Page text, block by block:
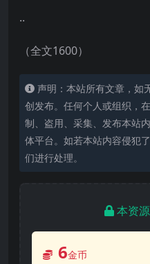
..
（全文1600）
声明：本站所有文章，如
创发布。任何个人或组织，
制、盗用、采集、发布本站
体平台。如若本站内容侵犯
们进行处理。
本资
6金币